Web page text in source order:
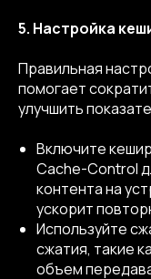
5. Настройка
Правильная
помогает
улучшить
Включите
Cache-Control
контента на
ускорит
Используйте
сжатия, такие
объем